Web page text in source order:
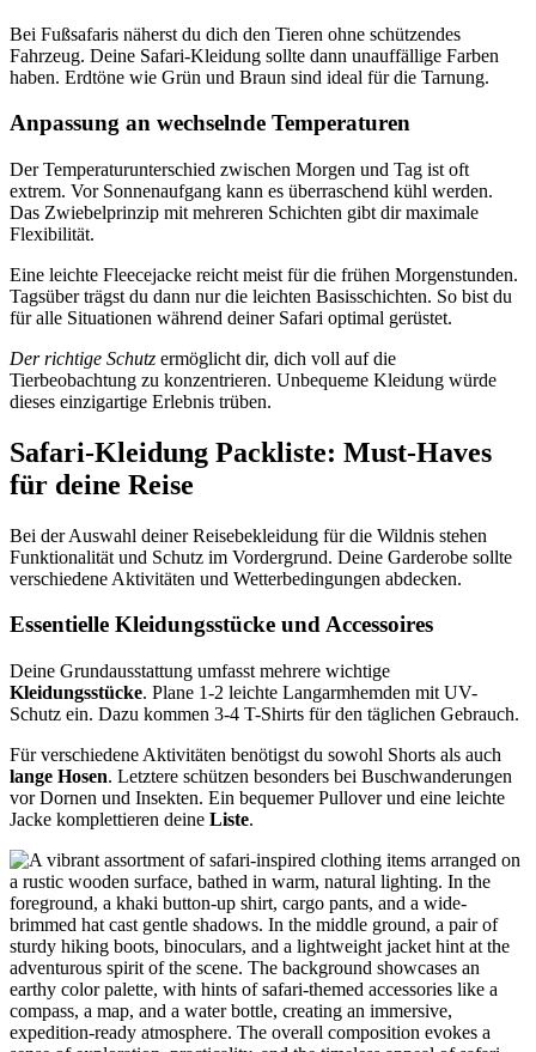
Bei Fußsafaris näherst du dich den Tieren ohne schützendes
Fahrzeug. Deine Safari-Kleidung sollte dann unauffällige Farben
haben. Erdtöne wie Grün und Braun sind ideal für die Tarnung.
Anpassung an wechselnde Temperaturen
Der Temperaturunterschied zwischen Morgen und Tag ist oft
extrem. Vor Sonnenaufgang kann es überraschend kühl werden.
Das Zwiebelprinzip mit mehreren Schichten gibt dir maximale
Flexibilität.
Eine leichte Fleecejacke reicht meist für die frühen Morgenstunden.
Tagsüber trägst du dann nur die leichten Basisschichten. So bist du
für alle Situationen während deiner Safari optimal gerüstet.
Der richtige Schutz ermöglicht dir, dich voll auf die
Tierbeobachtung zu konzentrieren. Unbequeme Kleidung würde
dieses einzigartige Erlebnis trüben.
Safari-Kleidung Packliste: Must-Haves
für deine Reise
Bei der Auswahl deiner Reisebekleidung für die Wildnis stehen
Funktionalität und Schutz im Vordergrund. Deine Garderobe sollte
verschiedene Aktivitäten und Wetterbedingungen abdecken.
Essentielle Kleidungsstücke und Accessoires
Deine Grundausstattung umfasst mehrere wichtige
Kleidungsstücke. Plane 1-2 leichte Langarmhemden mit UV-
Schutz ein. Dazu kommen 3-4 T-Shirts für den täglichen Gebrauch.
Für verschiedene Aktivitäten benötigst du sowohl Shorts als auch
lange Hosen. Letztere schützen besonders bei Buschwanderungen
vor Dornen und Insekten. Ein bequemer Pullover und eine leichte
Jacke komplettieren deine Liste.